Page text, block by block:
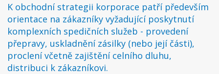
K obchodní strategii korporace patří především
orientace na zákazníky vyžadující poskytnutí
komplexních spedičních služeb - provedení
přepravy, uskladnění zásilky (nebo její části),
proclení včetně zajištění celního dluhu,
distribuci k zákazníkovi.